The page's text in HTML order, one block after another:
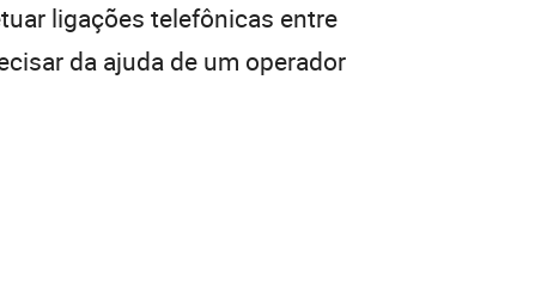
ligações telefônicas entre
da ajuda de um operador